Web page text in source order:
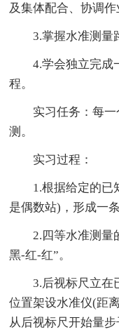
及集体配合、协调
3.掌握水准测量路
4.学会独立完成一
程。
实习任务：每一
测。
实习过程：
1.根据给定的已
是偶数站)，形成一
2.四等水准测量的
黑-红-红”。
3.后视标尺立在
位置架设水准仪(距
从后视标尺开始量